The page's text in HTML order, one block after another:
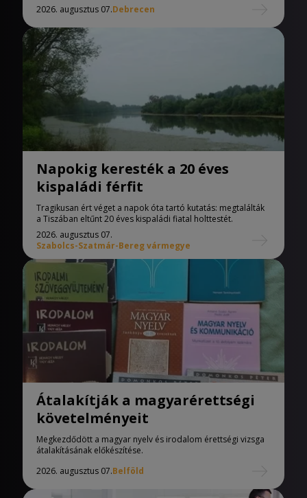
2026. augusztus 07.Debrecen
Napokig keresték a 20 éves
kispaládi férfit
Tragikusan ért véget a napok óta tartó kutatás: megtalálták
a Tiszában eltűnt 20 éves kispaládi fiatal holttestét.
2026. augusztus 07.
Szabolcs-Szatmár-Bereg vármegye
Átalakítják a magyarérettségi
követelményeit
Megkezdődött a magyar nyelv és irodalom érettségi vizsga
átalakításának előkészítése.
2026. augusztus 07.Belföld